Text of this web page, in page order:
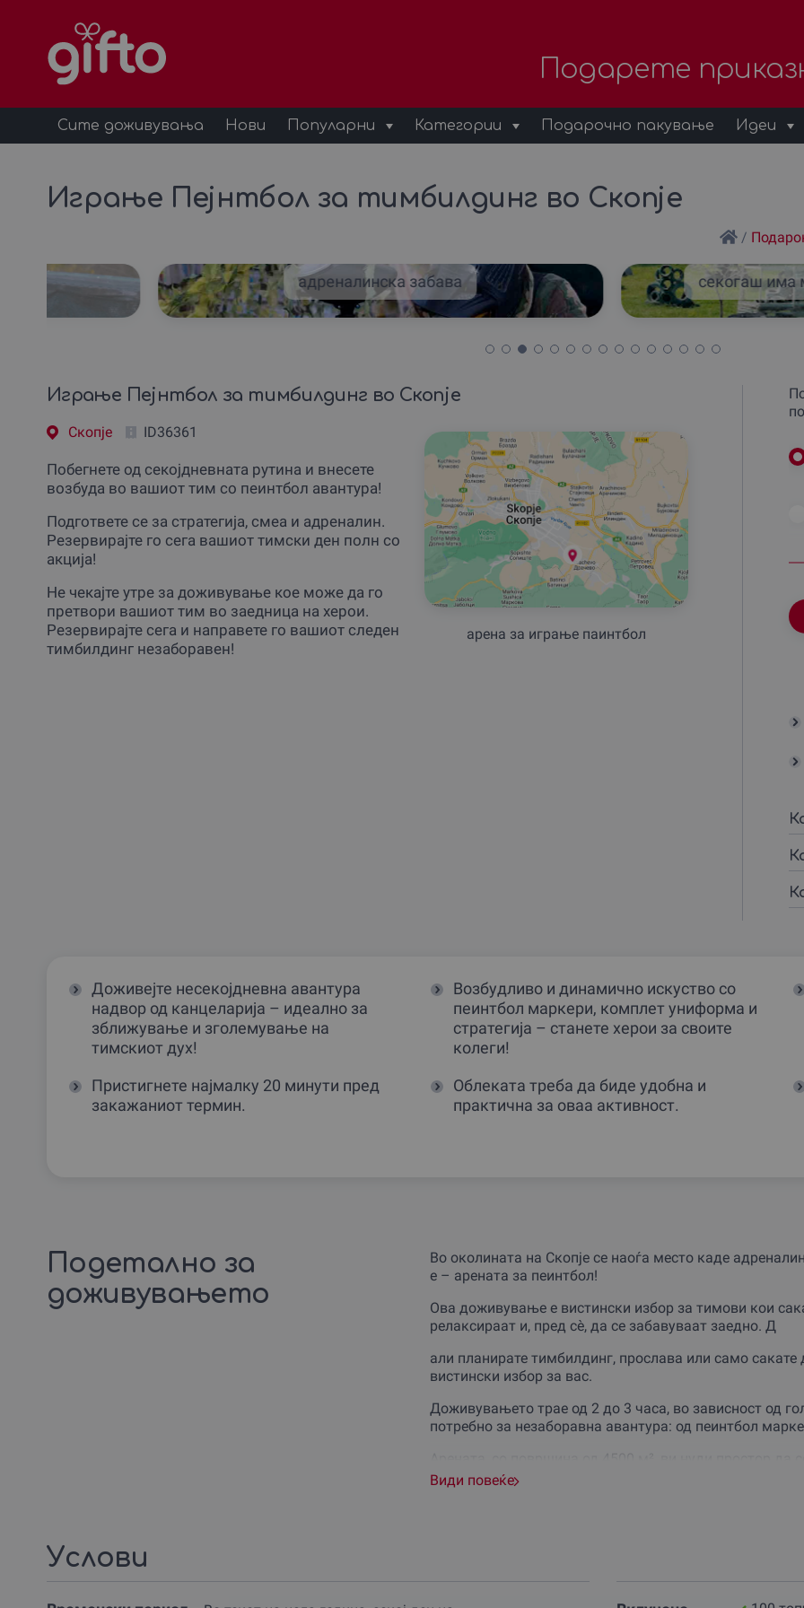
Подарете
Сите доживувања Нови Популарни Категории Подарочно пакување Идеи
Играње Пејнтбол за тимбилдинг во Скопjе
/
адреналинска забава секогаш има
Играње Пејнтбол за тимбилдинг во Скопjе
Скопjе ID36361
арена за играње паинтбол
Побегнете од секојдневната рутина и внесете
возбуда во вашиот тим со пеинтбол авантура!
Подгответе се за стратегија, смеа и адреналин.
Резервирајте го сега вашиот тимски ден полн со
акција!
Не чекајте утре за доживување кое може да го
претвори вашиот тим во заедница на херои.
Резервирајте сега и направете го вашиот следен
тимбилдинг незаборавен!
Доживејте несекојдневна авантура
надвор од канцеларија – идеално за
зближување и зголемување на
тимскиот дух!
Возбудливо и динамично искуство со
пеинтбол маркери, комплет униформа и
стратегија – станете херои за своите
колеги!
Пристигнете најмалку 20 минути пред
закажаниот термин.
Облеката треба да биде удобна и
практична за оваа активност.
Подетално за
доживувањето
Во околината на Скопје се наоѓа место каде
е – арената за пеинтбол!
Ова доживување е вистински избор за тимови кои
релаксираат и, пред сè, да се забавуваат заедно. Д
али планирате тимбилдинг, прослава или само сакате
вистински избор за вас.
Доживувањето трае од 2 до 3 часа, во зависност од
потребно за незаборавна авантура: од пеинтбол
со јаже и стрелање со лак со стрели, додавајќи уште
Види повеќе
Услови